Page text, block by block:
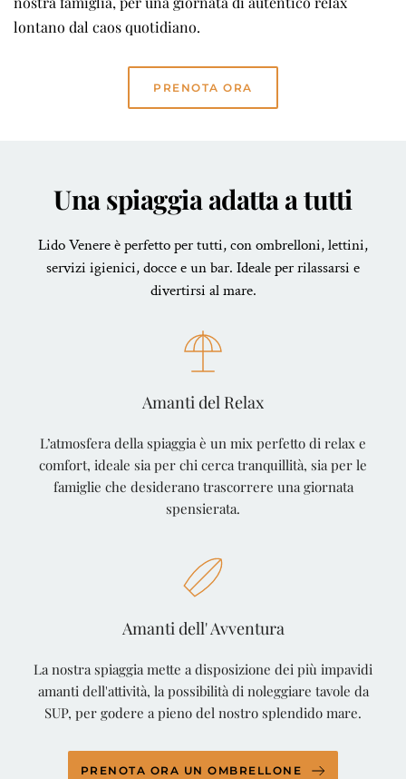
lontano dal caos quotidiano.
PRENOTA ORA
Una spiaggia adatta a tutti
Lido Venere è perfetto per tutti, con ombrelloni, lettini,
servizi igienici, docce e un bar. Ideale per rilassarsi e
divertirsi al mare.
Amanti del Relax
L’atmosfera della spiaggia è un mix perfetto di relax e
comfort, ideale sia per chi cerca tranquillità, sia per le
famiglie che desiderano trascorrere una giornata
spensierata.
Amanti dell' Avventura
La nostra spiaggia mette a disposizione dei più impavidi
amanti dell'attività, la possibilità di noleggiare tavole da
SUP, per godere a pieno del nostro splendido mare.
PRENOTA ORA UN OMBRELLONE